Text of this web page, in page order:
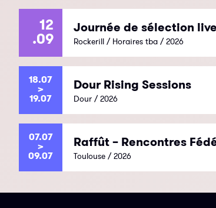
12
.09
Journée de sélection
Rockerill / Horaires tba / 2026
18.07
>
19.07
Dour Rising Sessions
Dour / 2026
07.07
>
09.07
Raffût – Rencontres
Toulouse / 2026